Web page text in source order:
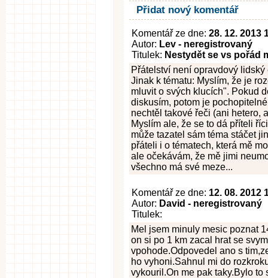
Přidat nový komentář
Komentář ze dne: 28. 12. 2013
Autor: Lev - neregistrovaný
Titulek: Nestydět se vs pořád
Přátelství není opravdový lidský
Jinak k tématu: Myslím, že je
mluvit o svých klucích". Pokud
diskusím, potom je
nechtěl takové řeči (ani hetero,
Myslím ale, že se to dá příteli
může tazatel sám téma stáčet
přáteli i o tématech, která mě
ale očekávám, že mě jimi
všechno má své meze...
Komentář ze dne: 12. 08. 2012
Autor: David - neregistrovaný
Titulek:
Mel jsem minuly mesic poznat
on si po 1 km zacal hrat se
vpohode.Odpovedel ano s
ho vyhoni.Sahnul mi do
vykouril.On me pak taky.Bylo to